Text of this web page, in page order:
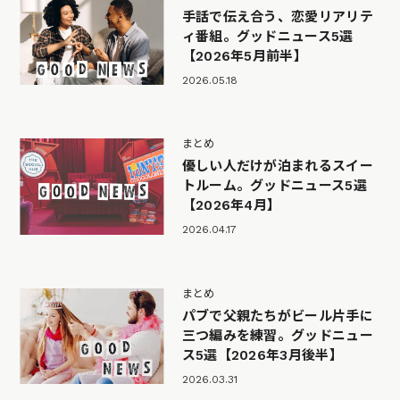
手話で伝え合う、恋愛リアリテ
ィ番組。グッドニュース5選
【2026年5月前半】
2026.05.18
まとめ
優しい人だけが泊まれるスイー
トルーム。グッドニュース5選
【2026年4月】
2026.04.17
まとめ
パブで父親たちがビール片手に
三つ編みを練習。グッドニュー
ス5選【2026年3月後半】
2026.03.31